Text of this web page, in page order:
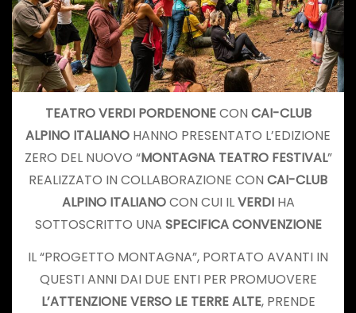
TEATRO VERDI PORDENONECON CAI-CLUB
ALPINO ITALIANO HANNO PRESENTATO L’EDIZIONE
ZERO DEL NUOVO “MONTAGNA TEATRO FESTIVAL”
REALIZZATO IN COLLABORAZIONE CON CAI-CLUB
ALPINO ITALIANOCON CUI ILVERDIHA
SOTTOSCRITTO UNA SPECIFICA CONVENZIONE
IL “PROGETTO MONTAGNA”, PORTATO AVANTI IN
QUESTI ANNI DAI DUE ENTI PER PROMUOVERE
L’ATTENZIONE VERSO LE TERRE ALTE, PRENDE